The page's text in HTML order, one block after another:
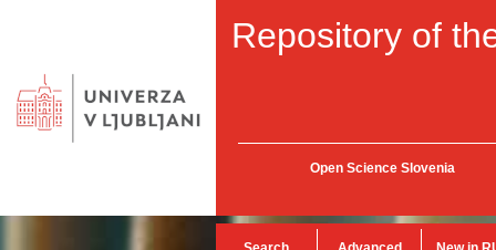
Repository of
Open Science Slovenia